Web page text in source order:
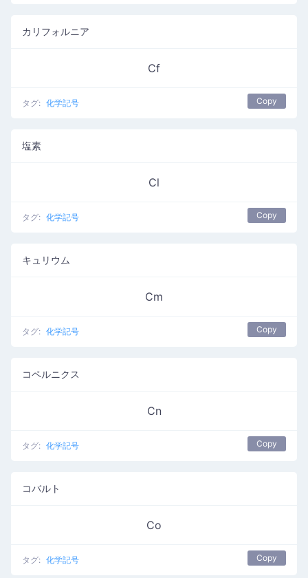
カリフォルニア
Cf
タグ: 化学記号 Copy
塩素
Cl
タグ: 化学記号 Copy
キュリウム
Cm
タグ: 化学記号 Copy
コペルニクス
Cn
タグ: 化学記号 Copy
コバルト
Co
タグ: 化学記号 Copy